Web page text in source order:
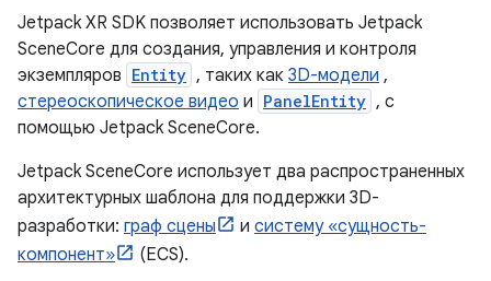
Jetpack XR SDK позволяет использовать Jetpack
SceneCore для создания, управления и контроля
экземпляров Entity , таких как 3D-модели ,
стереоскопическое видео и PanelEntity , с
помощью Jetpack SceneCore.
Jetpack SceneCore использует два распространенных
архитектурных шаблона для поддержки 3D-
разработки: граф сцены и систему «сущность-
компонент»
(ECS).